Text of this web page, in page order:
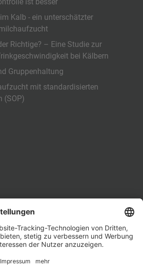
Kalb - ein unterschätzter
Richtige? – Eine Studie zur
bei Kälbern
Gruppenhaltung
mit standardisierten
(SOP)